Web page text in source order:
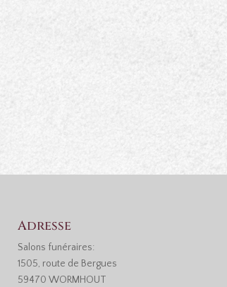
Adresse
Salons funéraires:
1505, route de Bergues
59470 WORMHOUT